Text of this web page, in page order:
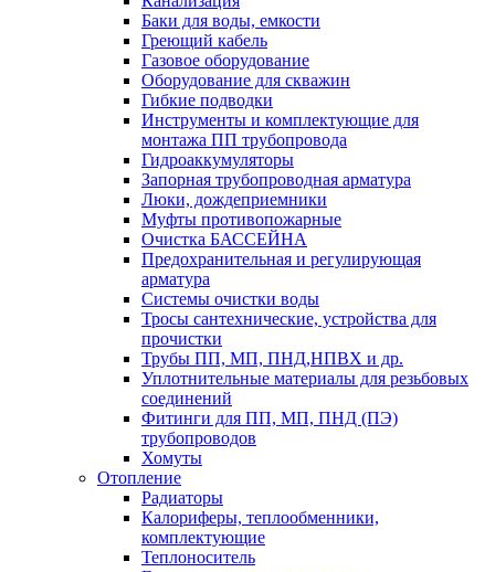
Баки для воды, емкости
Греющий кабель
Газовое оборудование
Оборудование для скважин
Гибкие подводки
Инструменты и комплектующие для
монтажа ПП трубопровода
Гидроаккумуляторы
Запорная трубопроводная арматура
Люки, дождеприемники
Муфты противопожарные
Очистка БАССЕЙНА
Предохранительная и регулирующая
арматура
Системы очистки воды
Тросы сантехнические, устройства для
прочистки
Трубы ПП, МП, ПНД,НПВХ и др.
Уплотнительные материалы для резьбовых
соединений
Фитинги для ПП, МП, ПНД (ПЭ)
трубопроводов
Хомуты
Отопление
Радиаторы
Калориферы, теплообменники,
комплектующие
Теплоноситель